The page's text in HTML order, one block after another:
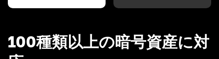
100種類以上の暗号資産に対